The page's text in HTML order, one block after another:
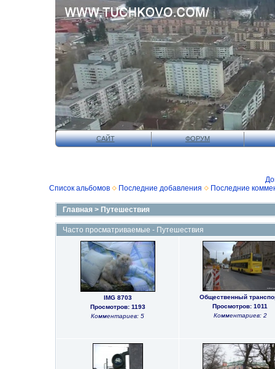
САЙТ ФОРУМ
Список альбомов
Последние добавления Последние
Главная > Путешествия
Часто просматриваемые - Путешествия
IMG 8703
Просмотров: 1193
Комментариев: 5
Общественный
Просмотров: 1011
Комментариев: 2